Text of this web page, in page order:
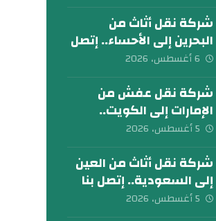
شركة نقل أثاث من
البحرين إلى الأحساء.. إتصل
بنا الآن
6 أغسطس، 2026
شركة نقل عفش من
الإمارات إلى الكويت..
تواصل معنا الآن
5 أغسطس، 2026
شركة نقل أثاث من العين
إلى السعودية.. إتصل بنا
اليوم
5 أغسطس، 2026